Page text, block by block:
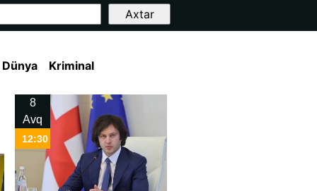
Dünya Kriminal
8
Avq
12:30